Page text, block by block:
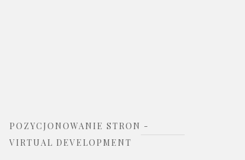
POZYCJONOWANIE STRON -
VIRTUAL DEVELOPMENT